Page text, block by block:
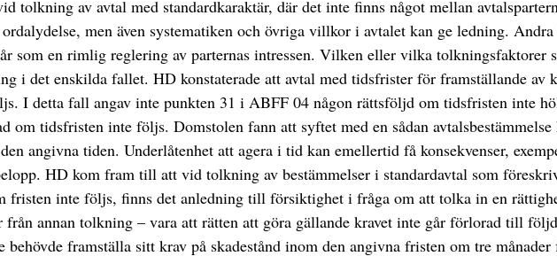
tolkning av avtal med standardkaraktär, där det inte finns något mellan
men även systematiken och övriga villkor i avtalet kan ge ledning.
som en rimlig reglering av parternas intressen. Vilken eller vilka tolkningsfaktorer
i det enskilda fallet. HD konstaterade att avtal med tidsfrister för framställande
I detta fall angav inte punkten 31 i ABFF 04 någon rättsföljd om tidsfristen inte
om tidsfristen inte följs. Domstolen fann att syftet med en sådan
angivna tiden. Underlåtenhet att agera i tid kan emellertid få konsekvenser,
HD kom fram till att vid tolkning av bestämmelser i standardavtal som
fristen inte följs, finns det anledning till försiktighet i fråga om att tolka in en
annan tolkning – vara att rätten att göra gällande kravet inte går förlorad till
framställa sitt krav på skadestånd inom den angivna fristen om tre